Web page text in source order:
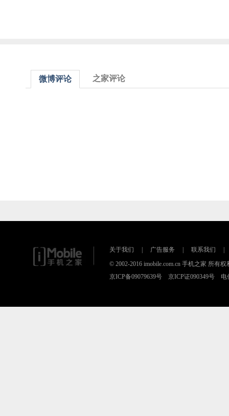
微博评论 之家评论
关于我们 广告服务 联系我们
© 2002-2016 imobile.com.cn 手机之家 所有权
京ICP备09079639号 京ICP证090349号 电